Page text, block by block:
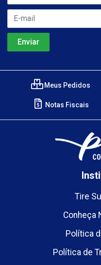
Meus Pedidos
Notas Fiscais
Tire
Conheça
Política
Política de